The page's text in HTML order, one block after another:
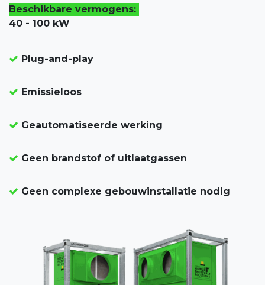
Beschikbare vermogens:
40 - 100 kW
Plug-and-play
Emissieloos
Geautomatiseerde werking
Geen brandstof of uitlaatgassen
Geen complexe gebouwinstallatie nodig